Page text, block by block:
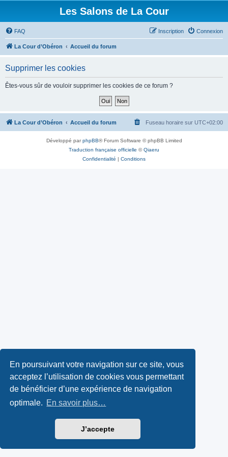
En poursuivant votre navigation sur ce site, vous
acceptez l’utilisation de cookies vous permettant
de bénéficier d’une expérience de navigation
optimale. En savoir plus…
J’accepte
Les Salons de La Cour
FAQ Connexion
Inscription
La Cour d’Obéron Accueil du forum
Supprimer les cookies
Êtes-vous sûr de vouloir supprimer les cookies de ce forum ?
La Cour d’Obéron Accueil du forum Fuseau horaire sur UTC+02:00
Développé parphpBB® Forum Software © phpBB Limited
Traduction française officielle ©Qiaeru
Confidentialité | Conditions